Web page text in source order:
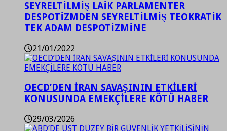
SEYRELTİLMİŞ LAİK PARLAMENTER
DESPOTİZMDEN SEYRELTİLMİŞ TEOKRATİK
TEK ADAM DESPOTİZMİNE
21/01/2022
OECD’DEN İRAN SAVAŞININ ETKİLERİ
KONUSUNDA EMEKÇİLERE KÖTÜ HABER
29/03/2026